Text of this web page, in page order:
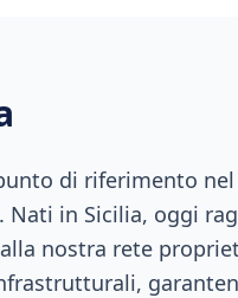
di riferimento
Nati in Sicilia, oggi
nostra rete